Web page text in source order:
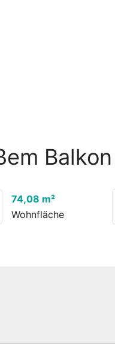
Balkon
74,08 m²
Wohnfläche